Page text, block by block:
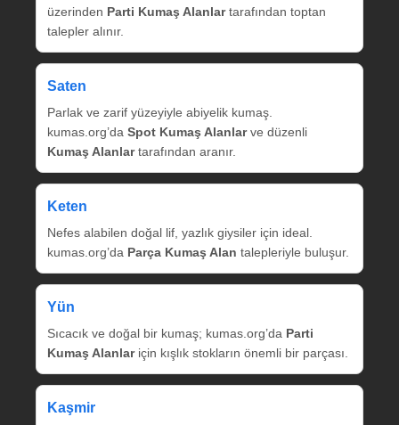
üzerinden Parti Kumaş Alanlartarafından toptan
talepler alınır.
Saten
Parlak ve zarif yüzeyiyle abiyelik kumaş.
kumas.org’da Spot Kumaş Alanlarve düzenli
Kumaş Alanlartarafından aranır.
Keten
Nefes alabilen doğal lif, yazlık giysiler için ideal.
kumas.org’da Parça Kumaş Alan talepleriyle buluşur.
Yün
Sıcacık ve doğal bir kumaş; kumas.org’da Parti
Kumaş Alanlariçin kışlık stokların önemli bir parçası.
Kaşmir